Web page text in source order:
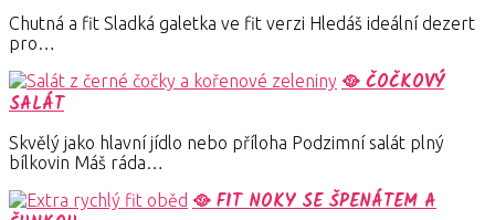
Chutná a fit Sladká galetka ve fit verzi Hledáš ideální dezert
pro…
🥘 ČOČKOVÝ
SALÁT
Skvělý jako hlavní jídlo nebo příloha Podzimní salát plný
bílkovin Máš ráda…
🥘 FIT NOKY SE ŠPENÁTEM A